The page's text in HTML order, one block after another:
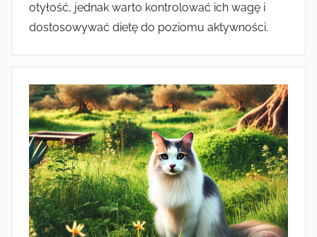
otyłość, jednak warto kontrolować ich wagę i
dostosowywać dietę do poziomu aktywności.